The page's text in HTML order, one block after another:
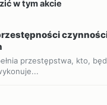
w tym akcie
przestępstwa, kto,